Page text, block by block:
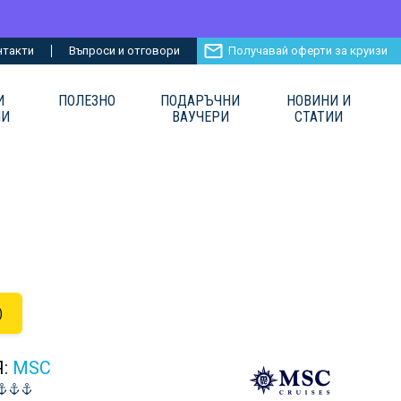
Въпроси и отговори Получавай оферти за круизи
ПОЛЕЗНО
ПОДАРЪЧНИ
ВАУЧЕРИ
НОВИНИ И
СТАТИИ
MSC